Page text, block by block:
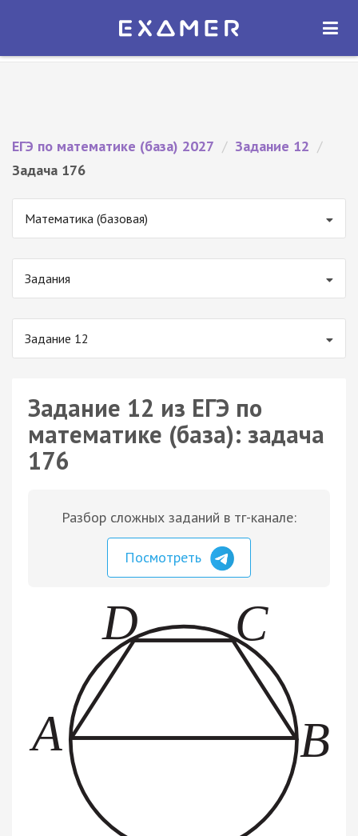
Экзамер — ЕГЭ 2027
ОТКРЫТЬ
ЕГЭ по математике (база) 2027 / Задание 12 /
Задача 176
Математика (базовая)
Задания
Задание 12
Задание 12 из ЕГЭ по
математике (база): задача
176
Разбор сложных заданий в тг-канале:
Посмотреть